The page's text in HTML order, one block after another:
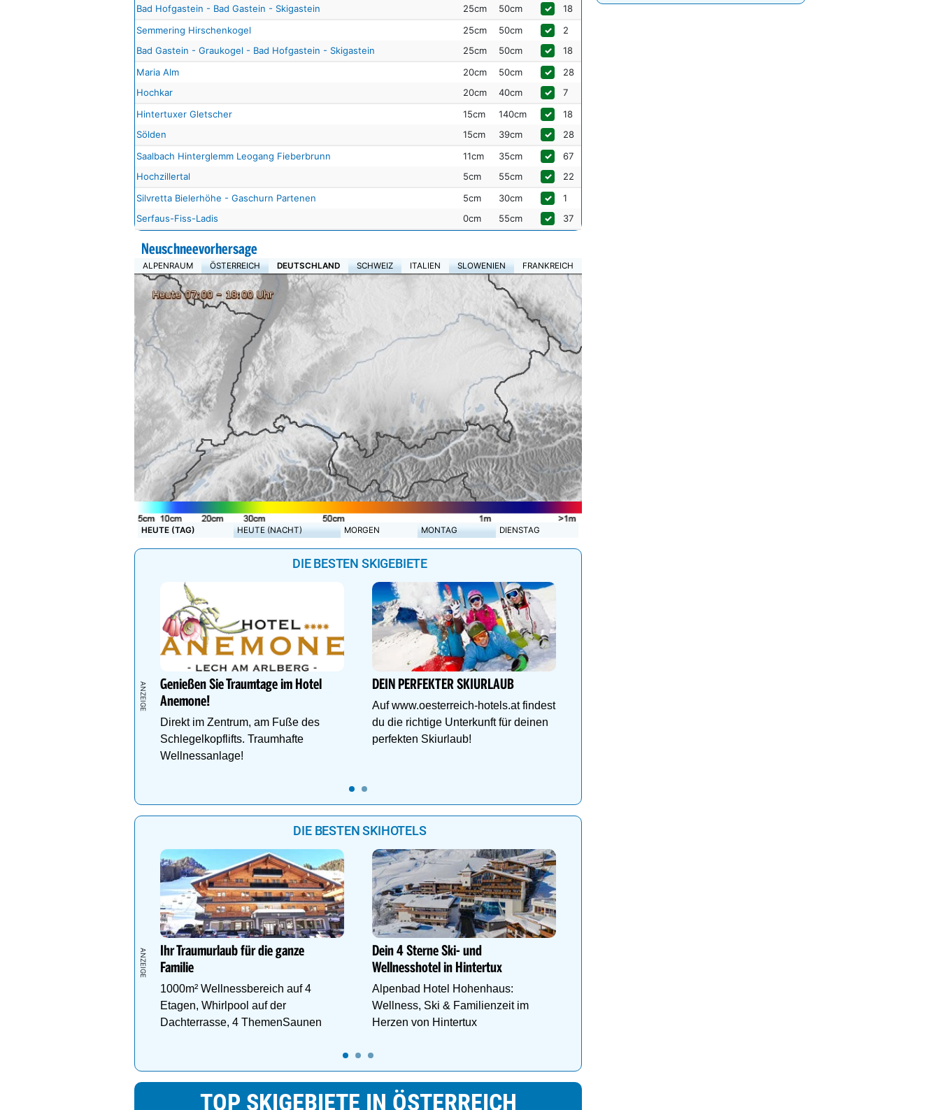
Bad Hofgastein - Bad Gastein - Skigastein
25cm 50cm ✓
18
Semmering Hirschenkogel
25cm 50cm ✓
2
Bad Gastein - Graukogel - Bad Hofgastein - Skigastein
25cm 50cm ✓
18
Maria Alm
20cm 50cm ✓
28
Hochkar
20cm 40cm ✓
7
Hintertuxer Gletscher
15cm 140cm ✓
18
Sölden
15cm 39cm ✓
28
Saalbach Hinterglemm Leogang Fieberbrunn
11cm 35cm ✓
67
Hochzillertal
5cm 55cm ✓
22
Silvretta Bielerhöhe - Gaschurn Partenen
5cm 30cm ✓
1
Serfaus-Fiss-Ladis
0cm 55cm ✓ 37
Neuschneevorhersage
ALPENRAUM ÖSTERREICH DEUTSCHLAND SCHWEIZ ITALIEN SLOWENIEN FRANKREICH
HEUTE (TAG) HEUTE (NACHT) MORGEN MONTAG DIENSTAG
DIE BESTEN SKIGEBIETE
Genießen Sie Traumtage im Hotel
Anemone!
Direkt im Zentrum, am Fuße des
Schlegelkopflifts. Traumhafte
Wellnessanlage!
DEIN PERFEKTER SKIURLAUB
Auf www.oesterreich-hotels.at findest
du die richtige Unterkunft für deinen
perfekten Skiurlaub!
DIE BESTEN SKIHOTELS
Ihr Traumurlaub für die ganze
Familie
1000m² Wellnessbereich auf 4
Etagen, Whirlpool auf der
Dachterrasse, 4 ThemenSaunen
Dein 4 Sterne Ski- und
Wellnesshotel in Hintertux
Alpenbad Hotel Hohenhaus:
Wellness, Ski & Familienzeit im
Herzen von Hintertux
TOP SKIGEBIETE IN ÖSTERREICH